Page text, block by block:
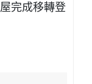
完成移轉登